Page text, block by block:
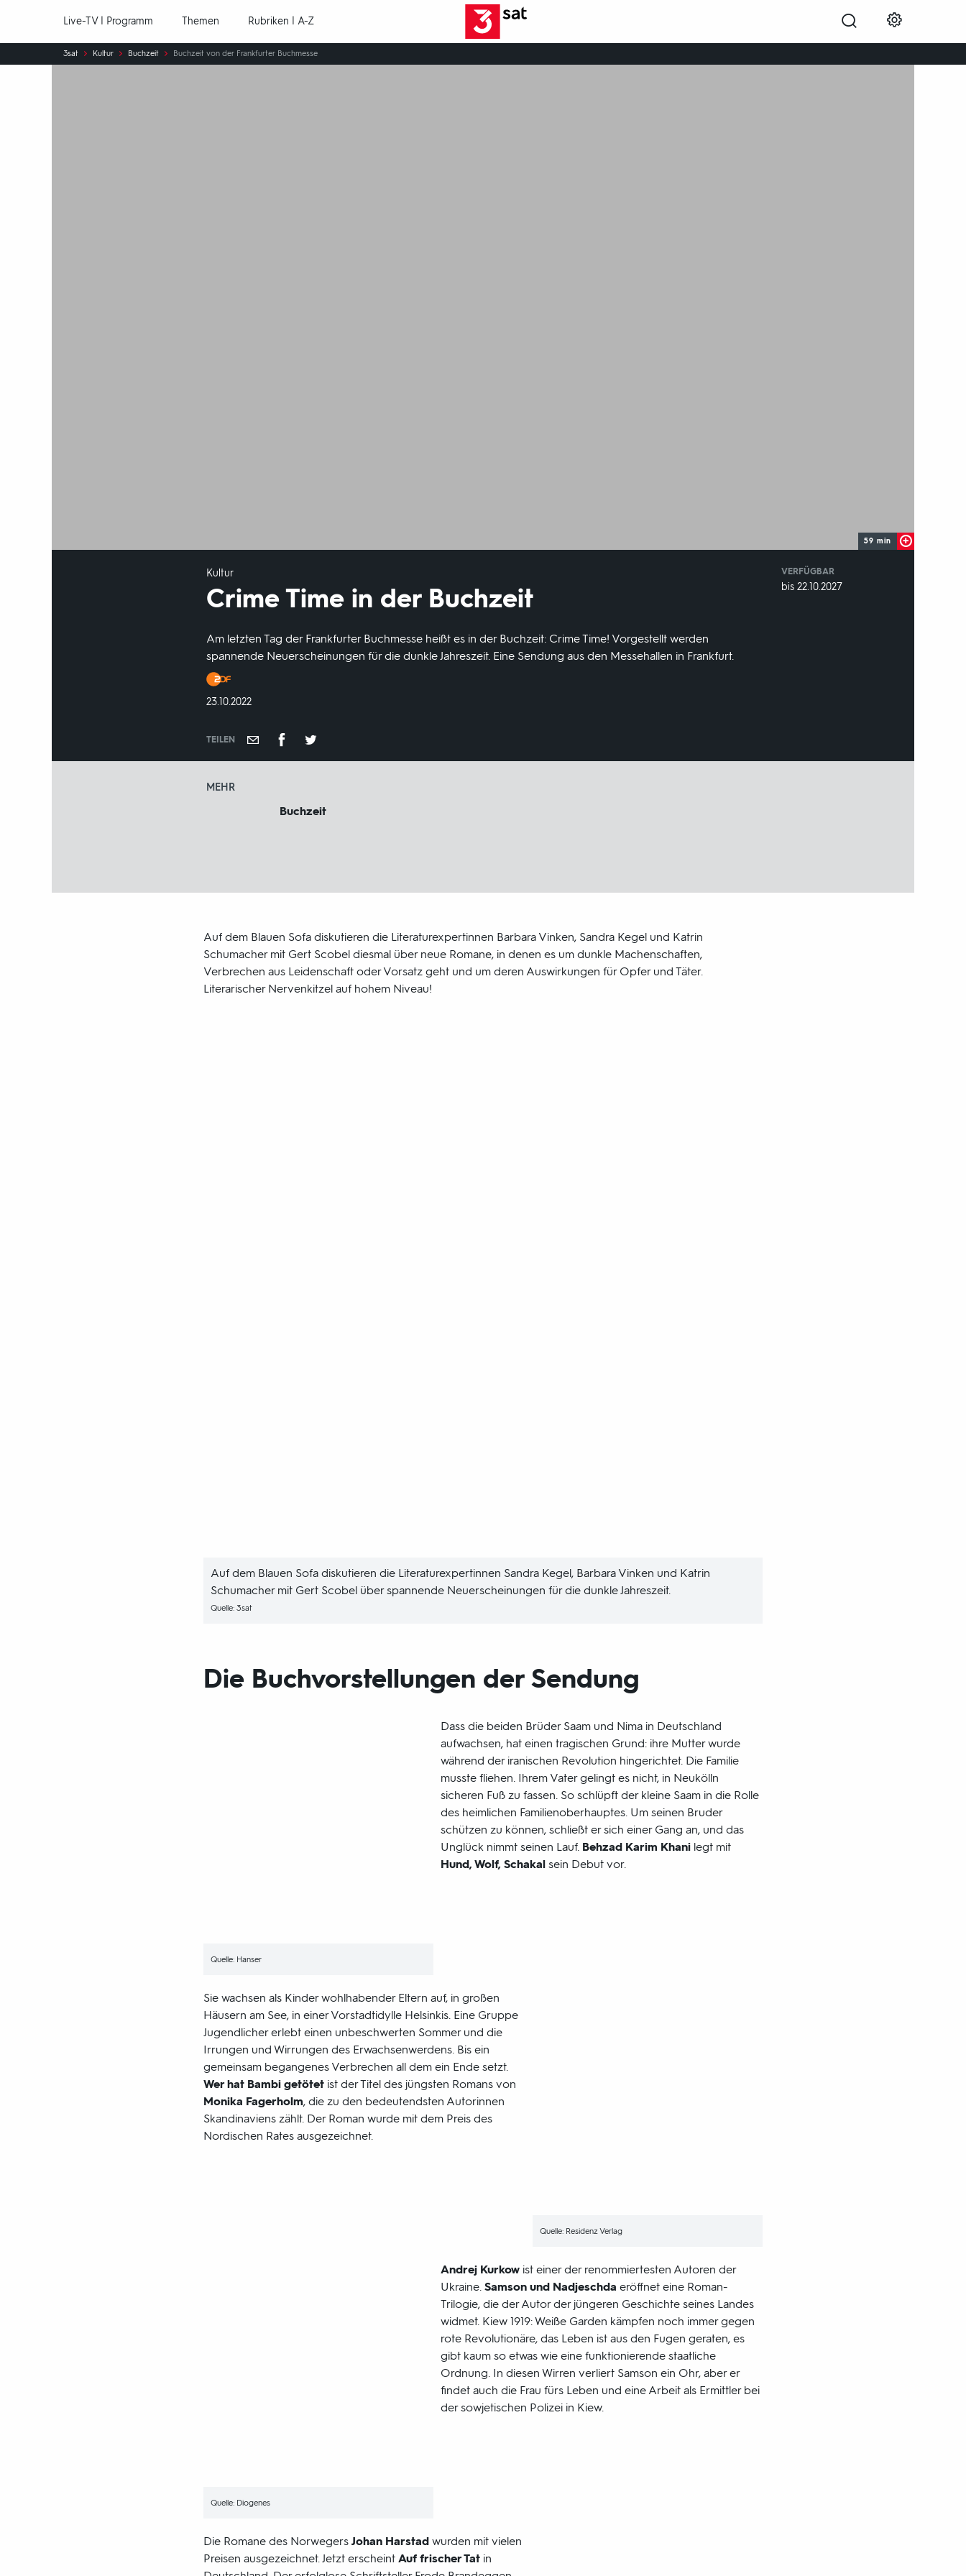
Live-TV | Programm Themen Rubriken | A-Z
Sie
sind
3sat Kultur Buchzeit Buchzeit von der Frankfurter Buchmesse
59 min
Kultur
Crime Time in der Buchzeit
Am letzten Tag der Frankfurter Buchmesse heißt es in der Buchzeit: Crime Time! Vorgestellt werden
spannende Neuerscheinungen für die dunkle Jahreszeit. Eine Sendung aus den Messehallen in Frankfurt.
Produktionsland
und
DATUM:
23.10.2022
TEILEN
VERFÜGBAR
weltweit
VERFÜGBAR
bis 22.10.2027
MEHR
Buchzeit
Auf dem Blauen Sofa diskutieren die Literaturexpertinnen Barbara Vinken, Sandra Kegel und Katrin
Schumacher mit Gert Scobel diesmal über neue Romane, in denen es um dunkle Machenschaften,
Verbrechen aus Leidenschaft oder Vorsatz geht und um deren Auswirkungen für Opfer und Täter.
Literarischer Nervenkitzel auf hohem Niveau!
Auf dem Blauen Sofa diskutieren die Literaturexpertinnen Sandra Kegel, Barbara Vinken und Katrin
Schumacher mit Gert Scobel über spannende Neuerscheinungen für die dunkle Jahreszeit.
Quelle: 3sat
Die Buchvorstellungen der Sendung
Quelle: Hanser
Dass die beiden Brüder Saam und Nima in Deutschland
aufwachsen, hat einen tragischen Grund: ihre Mutter wurde
während der iranischen Revolution hingerichtet. Die Familie
musste fliehen. Ihrem Vater gelingt es nicht, in Neukölln
sicheren Fuß zu fassen. So schlüpft der kleine Saam in die Rolle
des heimlichen Familienoberhauptes. Um seinen Bruder
schützen zu können, schließt er sich einer Gang an, und das
Unglück nimmt seinen Lauf. Behzad Karim Khanilegt mit
Hund, Wolf, Schakalsein Debut vor.
Quelle: Residenz Verlag
Sie wachsen als Kinder wohlhabender Eltern auf, in großen
Häusern am See, in einer Vorstadtidylle Helsinkis. Eine Gruppe
Jugendlicher erlebt einen unbeschwerten Sommer und die
Irrungen und Wirrungen des Erwachsenwerdens. Bis ein
gemeinsam begangenes Verbrechen all dem ein Ende setzt.
Wer hat Bambi getötetist der Titel des jüngsten Romans von
Monika Fagerholm, die zu den bedeutendsten Autorinnen
Skandinaviens zählt. Der Roman wurde mit dem Preis des
Nordischen Rates ausgezeichnet.
Quelle: Diogenes
Andrej Kurkowist einer der renommiertesten Autoren der
Ukraine. Samson und Nadjeschda eröffnet eine Roman-
Trilogie, die der Autor der jüngeren Geschichte seines Landes
widmet. Kiew 1919: Weiße Garden kämpfen noch immer gegen
rote Revolutionäre, das Leben ist aus den Fugen geraten, es
gibt kaum so etwas wie eine funktionierende staatliche
Ordnung. In diesen Wirren verliert Samson ein Ohr, aber er
findet auch die Frau fürs Leben und eine Arbeit als Ermittler bei
der sowjetischen Polizei in Kiew.
Die Romane des Norwegers Johan Harstadwurden mit vielen
Preisen ausgezeichnet. Jetzt erscheint Auf frischer Tatin